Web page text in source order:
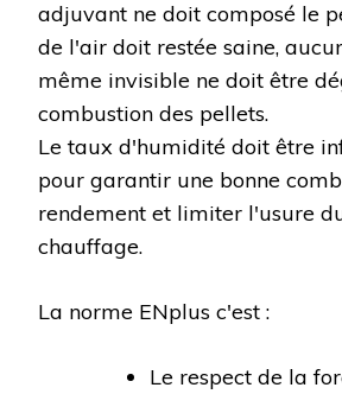
adjuvant ne doit composé le
de l'air doit restée saine,
même invisible ne doit être
combustion des pellets.
Le taux d'humidité doit être
pour garantir une bonne
rendement et limiter l'usure
chauffage.
La norme ENplus c'est :
Le respect de la